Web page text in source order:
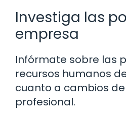
Investiga las
empresa
Infórmate sobre las
recursos humanos
cuanto a cambios
profesional.